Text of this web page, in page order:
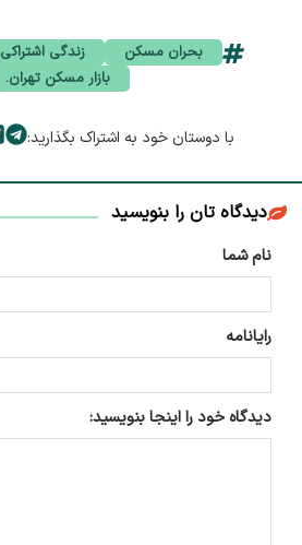
بحران مسکن زندگی اشتراکی
بازار مسکن تهران.
با دوستان خود به اشتراک بگذارید:
دیدگاه تان را بنویسید
نام شما
رایانامه
دیدگاه خود را اینجا بنویسید: